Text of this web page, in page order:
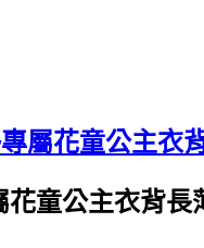
屬花童公主衣
童公主衣背